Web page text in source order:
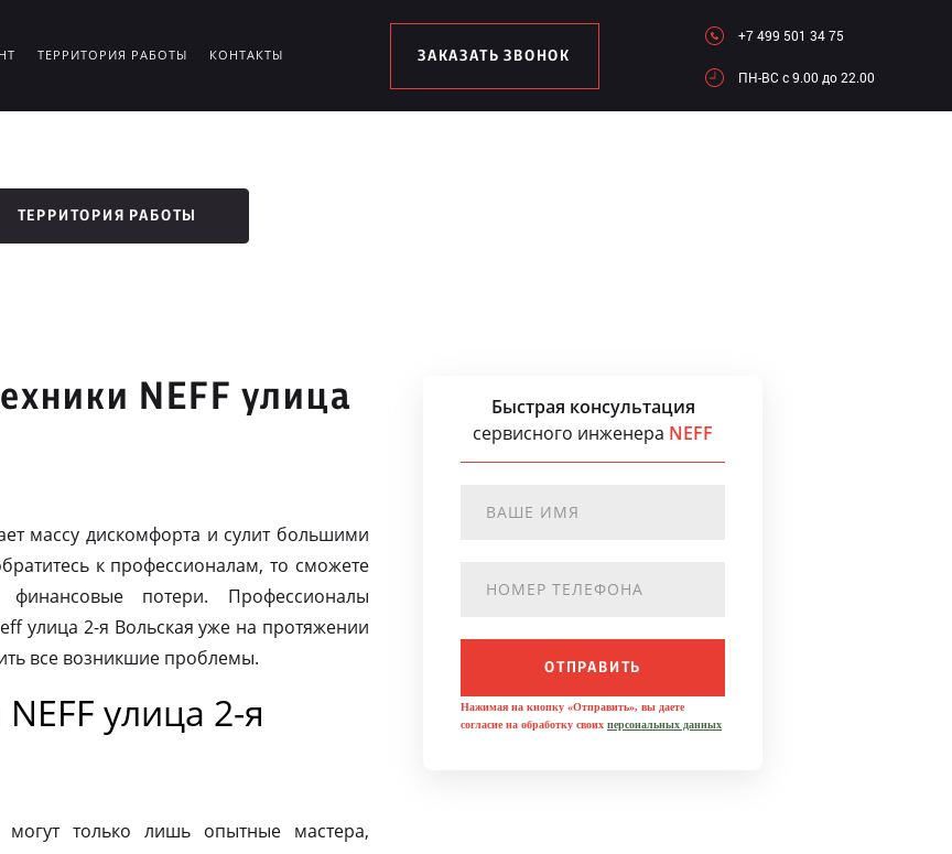
ТЕРРИТОРИЯ РАБОТЫ КОНТАКТЫ ЗАКАЗАТЬ ЗВОНОК
+7 499 501 34 75
ПН-ВC c 9.00 до 22.00
ТЕРРИТОРИЯ РАБОТЫ
NEFF улица
массу дискомфорта и сулит большими
к профессионалам, то сможете
потери. Профессионалы
улица 2-я Вольская уже на протяжении
все возникшие проблемы.
улица 2-я
только лишь опытные мастера,
Быстрая консультация
сервисного инженера NEFF
ОТПРАВИТЬ
Нажимая на кнопку «Отправить», вы даете
согласие на обработку своих персональных данных